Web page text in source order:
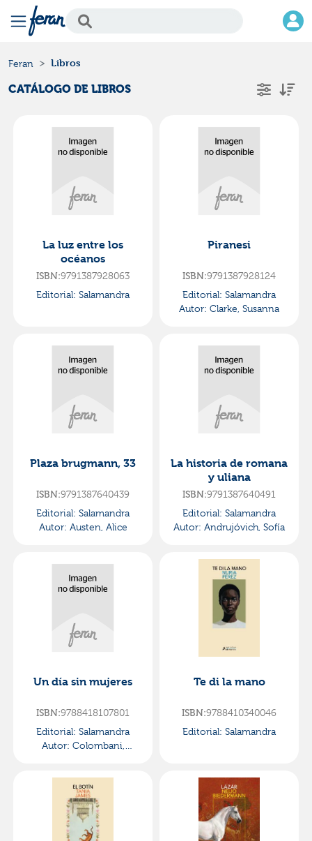
Feran Libros
CATÁLOGO DE LIBROS
La luz entre los
océanos
ISBN:9791387928063
Editorial: Salamandra
Piranesi
ISBN:9791387928124
Editorial: Salamandra
Autor: Clarke, Susanna
Plaza brugmann, 33
ISBN:9791387640439
Editorial: Salamandra
Autor: Austen, Alice
La historia de romana
y uliana
ISBN:9791387640491
Editorial: Salamandra
Autor: Andrujóvich, Sofía
Un día sin mujeres
ISBN:9788418107801
Editorial: Salamandra
Autor: Colombani,
Te di la mano
ISBN:9788410340046
Editorial: Salamandra